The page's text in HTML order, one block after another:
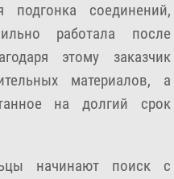
подгонка соединений,
работала после
этому заказчик
материалов, а
на долгий срок
начинают поиск с